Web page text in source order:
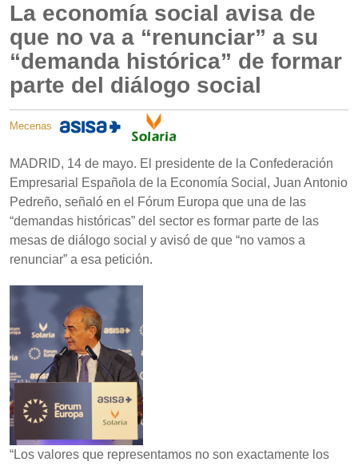
La economía social avisa de
que no va a “renunciar” a su
“demanda histórica” de formar
parte del diálogo social
Mecenas
MADRID, 14 de mayo. El presidente de la Confederación
Empresarial Española de la Economía Social, Juan Antonio
Pedreño, señaló en el Fórum Europa que una de las
“demandas históricas” del sector es formar parte de las
mesas de diálogo social y avisó de que “no vamos a
renunciar” a esa petición.
“Los valores que representamos no son exactamente los